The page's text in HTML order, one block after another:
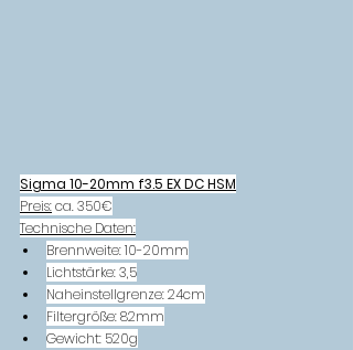
Sigma 10-20mm f3.5 EX DC HSM
Preis: ca. 350€
Technische Daten:
Brennweite: 10-20mm
Lichtstärke: 3,5
Naheinstellgrenze: 24cm
Filtergröße: 82mm
Gewicht: 520g